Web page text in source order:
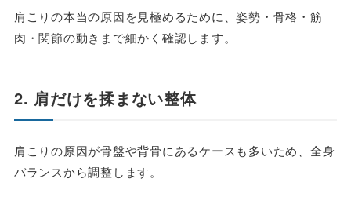
肩こりの本当の原因を見極めるために、姿勢・骨格・筋
肉・関節の動きまで細かく確認します。
2. 肩だけを揉まない整体
肩こりの原因が骨盤や背骨にあるケースも多いため、全身
バランスから調整します。